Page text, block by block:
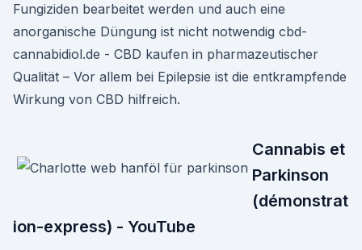
Fungiziden bearbeitet werden und auch eine
anorganische Düngung ist nicht notwendig cbd-
cannabidiol.de - CBD kaufen in pharmazeutischer
Qualität – Vor allem bei Epilepsie ist die entkrampfende
Wirkung von CBD hilfreich.
Cannabis et
Parkinson
(démonstrat
ion-express) - YouTube